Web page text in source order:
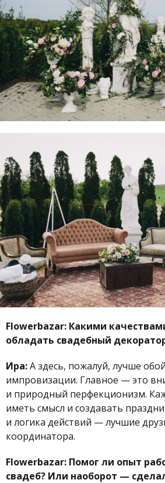
Flowerbazar: Какими
обладать свадебный
Ира:А здесь, пожалуй, лучше
импровизации. Главное — это
и природный перфекционизм.
иметь смысл и создавать
и логика действий — лучшие
координатора.
Flowerbazar: Помог ли опыт
свадеб? Или наоборот —